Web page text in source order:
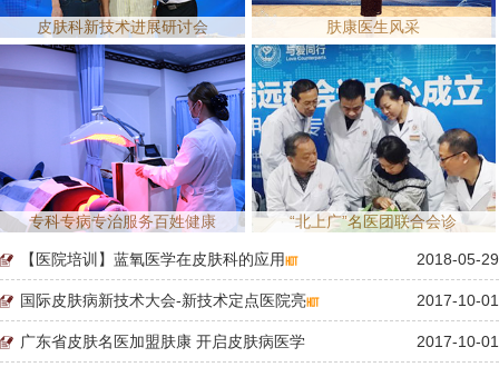
皮肤科新技术进展研讨会 肤康医生风采
专科专病专治服务百姓健康 “北上广”名医团联合会诊
【医院培训】蓝氧医学在皮肤科的应用 2018-05-29
国际皮肤病新技术大会-新技术定点医院亮 2017-10-01
广东省皮肤名医加盟肤康 开启皮肤病医学 2017-10-01